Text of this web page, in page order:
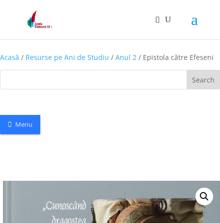
Acasă / Resurse pe Ani de Studiu / Anul 2 / Epistola către Efeseni
Search
Menu